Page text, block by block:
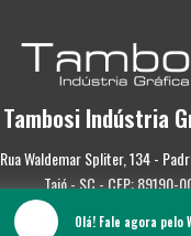
Tambosi Indústria
Rua Waldemar Spliter, 134 -
Taió - SC - CEP: 89190-
(47) 3562-0587
Olá! Fale agora pelo